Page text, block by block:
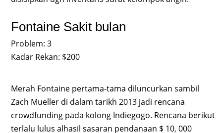
Fontaine Sakit bulan
Problem: 3
Kadar Rekan: $200
Merah Fontaine pertama-tama diluncurkan sambil
Zach Mueller di dalam tarikh 2013 jadi rencana
crowdfunding pada kolong Indiegogo. Rencana berikut
terlalu lulus alhasil sasaran pendanaan $ 10, 000